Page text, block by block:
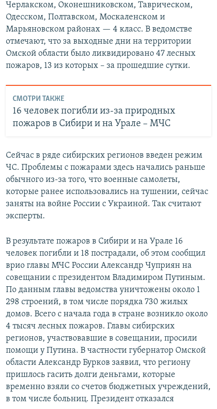
Черлакском, Оконешниковском, Таврическом,
Одесском, Полтавском, Москаленском и
Марьяновском районах — 4 класс. В ведомстве
отмечают, что за выходные дни на территории
Омской области было ликвидировано 47 лесных
пожаров, 13 из которых – за прошедшие сутки.
СМОТРИ ТАКЖЕ
16 человек погибли из-за природных
пожаров в Сибири и на Урале – МЧС
Сейчас в ряде сибирских регионов введен режим
ЧС. Проблемы с пожарами здесь начались раньше
обычного из-за того, что военные самолеты,
которые ранее использовались на тушении, сейчас
заняты на войне России с Украиной. Так считают
эксперты.
В результате пожаров в Сибири и на Урале 16
человек погибли и 18 пострадали, об этом сообщил
врио главы МЧС России Александр Чуприян на
совещании с президентом Владимиром Путиным.
По данным главы ведомства уничтожены около 1
298 строений, в том числе порядка 730 жилых
домов. Всего с начала года в стране возникло около
4 тысяч лесных пожаров. Главы сибирских
регионов, участвовавшие в совещании, просили
помощи у Путина. В частности губернатор Омской
области Александр Бурков заявил, что региону
пришлось гасить долги деньгами, которые
временно взяли со счетов бюджетных учреждений,
в том числе больниц. Президент отказался